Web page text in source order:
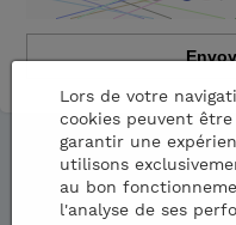
Lors de votre
cookies peuvent
garantir une
utilisons
au bon
l'analyse de ses